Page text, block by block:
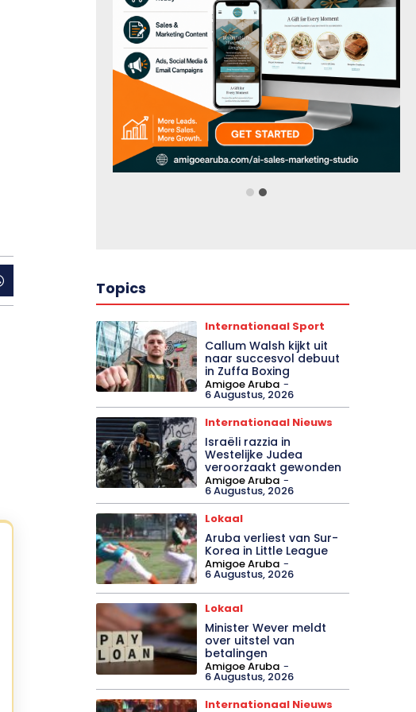
Topics
Internationaal Sport
Callum Walsh kijkt uit
naar succesvol debuut
in Zuffa Boxing
Amigoe Aruba -
6 Augustus, 2026
Internationaal Nieuws
Israëli razzia in
Westelijke Judea
veroorzaakt gewonden
Amigoe Aruba -
6 Augustus, 2026
Lokaal
Aruba verliest van Sur-
Korea in Little League
Amigoe Aruba -
6 Augustus, 2026
Lokaal
Minister Wever meldt
over uitstel van
betalingen
Amigoe Aruba -
6 Augustus, 2026
Internationaal Nieuws